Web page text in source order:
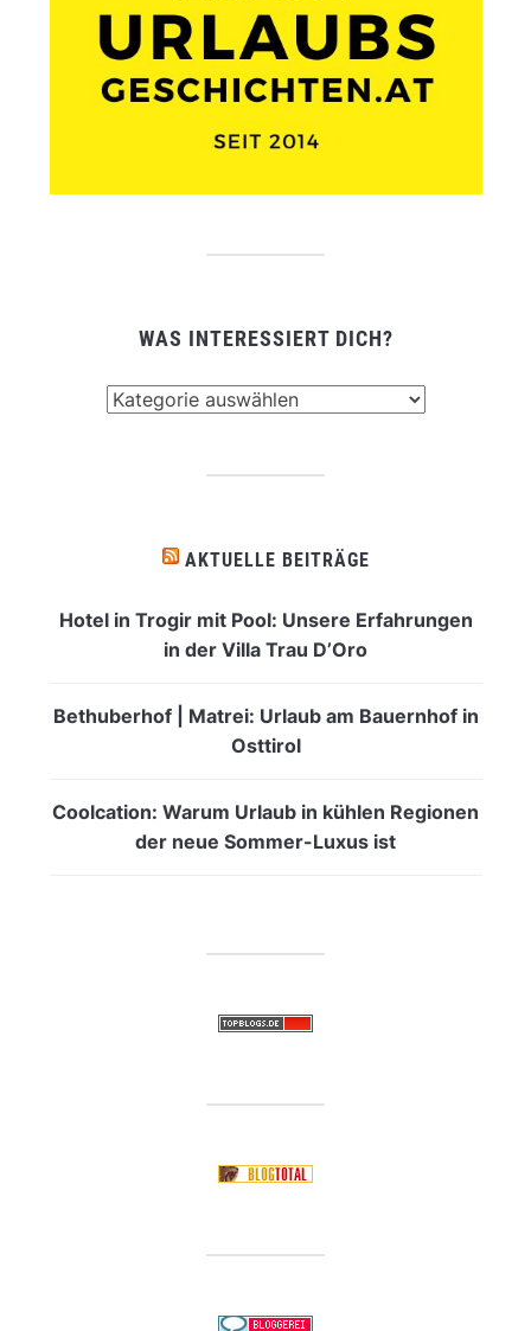
WAS INTERESSIERT DICH?
AKTUELLE BEITRÄGE
Hotel in Trogir mit Pool: Unsere Erfahrungen
in der Villa Trau D’Oro
Bethuberhof | Matrei: Urlaub am Bauernhof in
Osttirol
Coolcation: Warum Urlaub in kühlen Regionen
der neue Sommer-Luxus ist